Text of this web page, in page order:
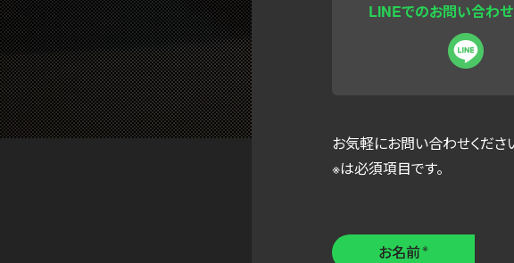
LINEでのお問い合わせ
お気軽にお問い合わせくださ
※は必須項目です。
お名前